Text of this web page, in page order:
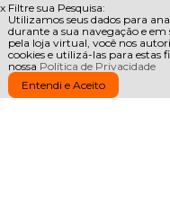
x Filtre sua Pesquisa:
Utilizamos seus dados para
durante a sua navegação e em
pela loja virtual, você nos
cookies e utilizá-las para estas
nossa Política de Privacidade
Entendi e Aceito